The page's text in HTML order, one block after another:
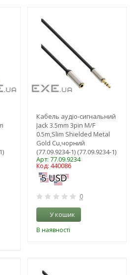
Кабель аудіо-сигнальний
Jack 3.5mm 3pin M/F
0.5m,Slim Shielded Metal
Gold Cu,чорний
(77.09.9234-1) (77.09.9234-1)
Арт: 77.09.9234
Код: 440086
0
У кошик
В наявності